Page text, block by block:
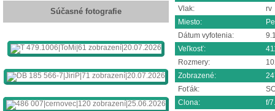
Súčasné fotografie
Vlak:
rv
Miesto:
Dátum vyfotenia:
Veľkosť:
Rozmery:
Zobrazené:
Foťák:
Clona:
f/